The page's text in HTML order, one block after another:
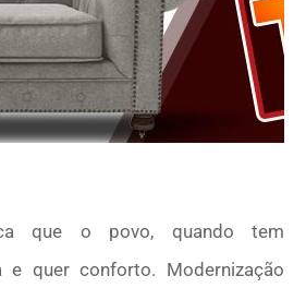
que o povo, quando tem
e quer conforto. Modernização